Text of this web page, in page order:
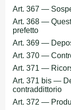
Art. 367 —
Art. 368 —
prefetto
Art. 369 —
Art. 370 —
Art. 371 —
Art. 371 bis —
contraddittorio
Art. 372 —